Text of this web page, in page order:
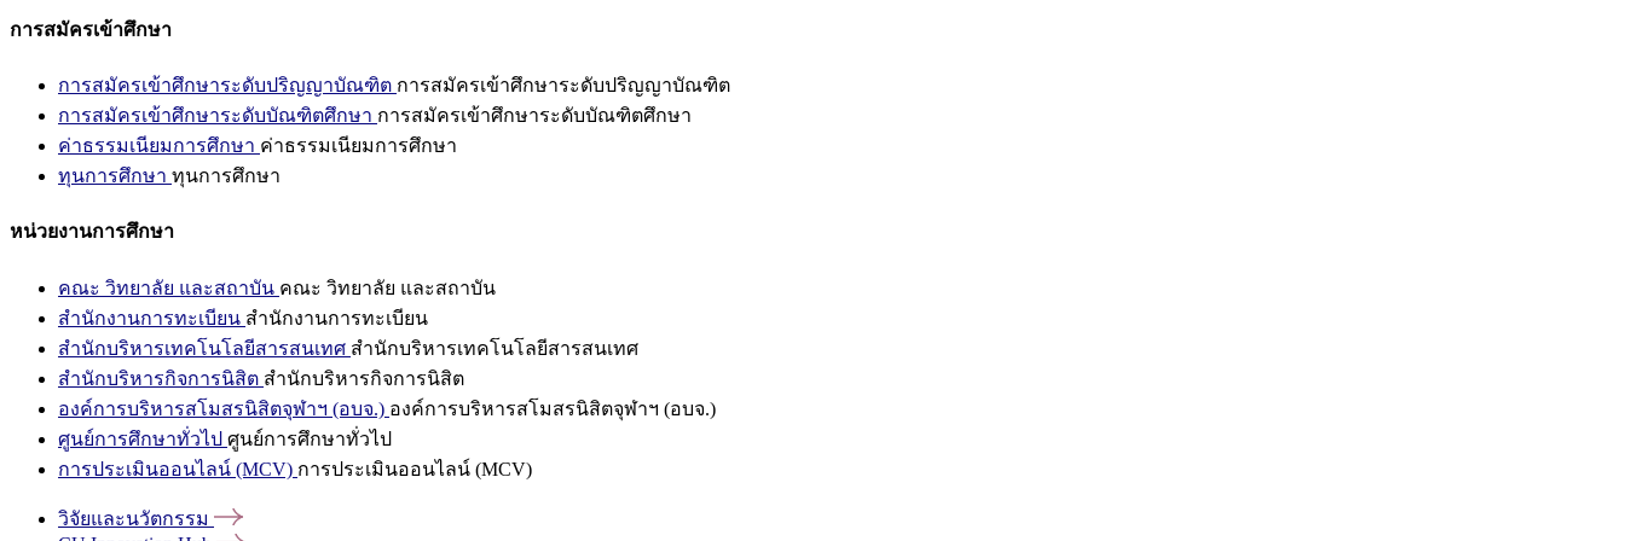
การสมัครเข้าศึกษา
การสมัครเข้าศึกษาระดับปริญญาบัณฑิต การสมัครเข้าศึกษาระดับปริญญาบัณฑิต
การสมัครเข้าศึกษาระดับบัณฑิตศึกษา การสมัครเข้าศึกษาระดับบัณฑิตศึกษา
ค่าธรรมเนียมการศึกษา ค่าธรรมเนียมการศึกษา
ทุนการศึกษา ทุนการศึกษา
หน่วยงานการศึกษา
คณะ วิทยาลัย และสถาบัน คณะ วิทยาลัย และสถาบัน
สำนักงานการทะเบียน สำนักงานการทะเบียน
สำนักบริหารเทคโนโลยีสารสนเทศ สำนักบริหารเทคโนโลยีสารสนเทศ
สำนักบริหารกิจการนิสิต สำนักบริหารกิจการนิสิต
องค์การบริหารสโมสรนิสิตจุฬาฯ (อบจ.) องค์การบริหารสโมสรนิสิตจุฬาฯ (อบจ.)
ศูนย์การศึกษาทั่วไป ศูนย์การศึกษาทั่วไป
การประเมินออนไลน์ (MCV) การประเมินออนไลน์ (MCV)
วิจัยและนวัตกรรม